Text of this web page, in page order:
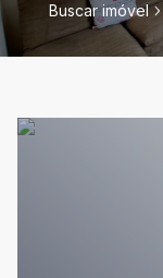
Buscar imóvel